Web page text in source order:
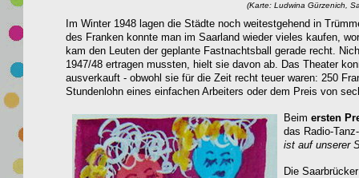
(Karte: Ludwina Gürzenich,
Im Winter 1948 lagen die Städte noch weitestgehend in
des Franken konnte man im Saarland wieder vieles kaufen,
kam den Leuten der geplante Fastnachtsball gerade recht.
1947/48 ertragen mussten, hielt sie davon ab. Das Theater
ausverkauft - obwohl sie für die Zeit recht teuer waren: 250
Stundenlohn eines einfachen Arbeiters oder dem Preis von
Beim ersten
das Radio-
ist auf unserer
Die